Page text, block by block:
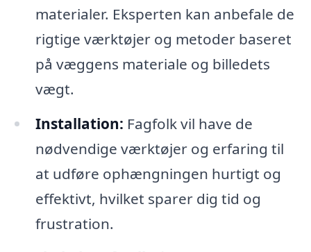
materialer. Eksperten kan anbefale de
rigtige værktøjer og metoder baseret
på væggens materiale og billedets
vægt.
Installation: Fagfolk vil have de
nødvendige værktøjer og erfaring til
at udføre ophængningen hurtigt og
effektivt, hvilket sparer dig tid og
frustration.